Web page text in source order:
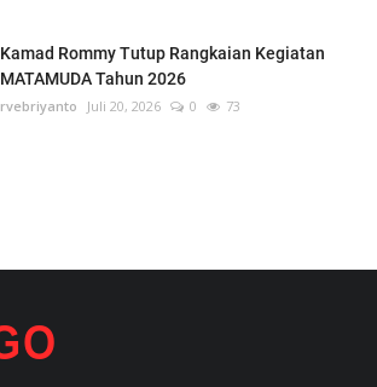
Kamad Rommy Tutup Rangkaian Kegiatan
MATAMUDA Tahun 2026
rvebriyanto Juli 20, 2026 0 73